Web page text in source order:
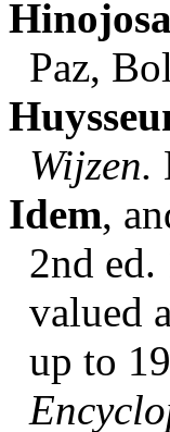
Hinojosa
Paz,
Wijzen.
Idem,
2nd
valued
up to